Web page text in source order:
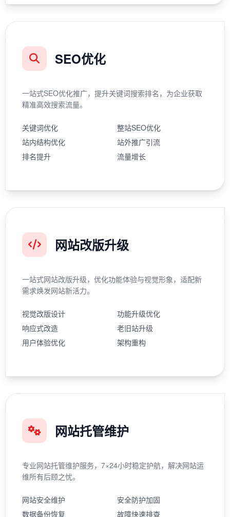
SEO优化
一站式SEO优化推广，提升关键词搜索排名，为企业获取
精准高效搜索流量。
关键词优化
整站SEO优化
站内结构优化
站外推广引流
排名提升
流量增长
网站改版升级
一站式网站改版升级，优化功能体验与视觉形象，适配新
需求焕发网站新活力。
视觉改版设计
功能升级优化
响应式改造
老旧站升级
用户体验优化
架构重构
网站托管维护
专业网站托管维护服务，7×24小时稳定护航，解决网站运
维所有后顾之忧。
网站安全维护
安全防护加固
数据备份恢复
故障快速排查